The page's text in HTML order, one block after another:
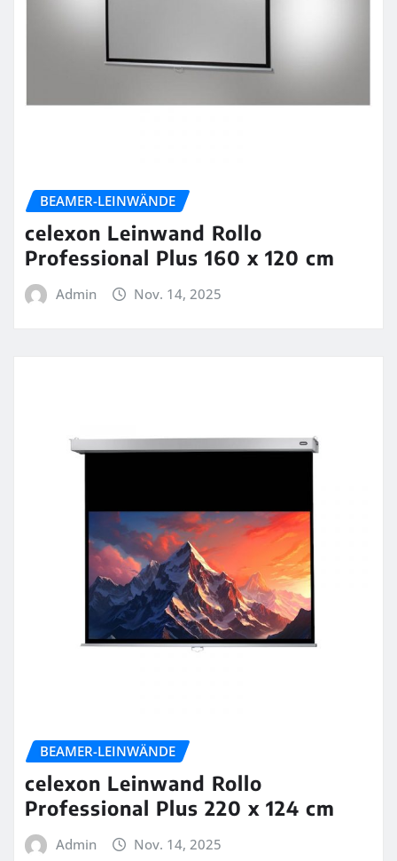
BEAMER-LEINWÄNDE
celexon Leinwand Rollo
Professional Plus 160 x 120 cm
Admin Nov. 14, 2025
BEAMER-LEINWÄNDE
celexon Leinwand Rollo
Professional Plus 220 x 124 cm
Admin Nov. 14, 2025